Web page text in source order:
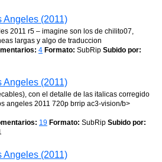
Angeles (2011)
2011 r5 – imagine son los de chilito07,
largas y algo de traduccion
4 Formato: SubRip Subido por:
Angeles (2011)
con el detalle de las italicas corregido
angeles 2011 720p brrip ac3-vision/b>
19 Formato: SubRip Subido por:
Angeles (2011)